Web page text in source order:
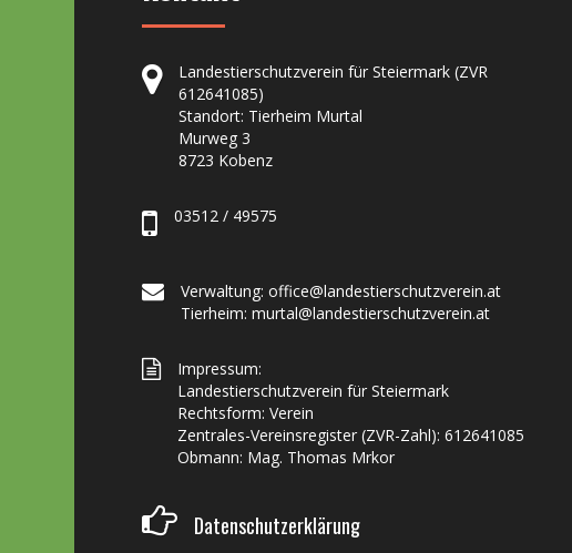
Landestierschutzverein für Steiermark (ZVR
612641085)
Standort: Tierheim Murtal
Murweg 3
8723 Kobenz
03512 / 49575
Verwaltung: office@landestierschutzverein.at
Tierheim: murtal@landestierschutzverein.at
Impressum:
Landestierschutzverein für Steiermark
Rechtsform: Verein
Zentrales-Vereinsregister (ZVR-Zahl): 612641085
Obmann: Mag. Thomas Mrkor
Datenschutzerklärung